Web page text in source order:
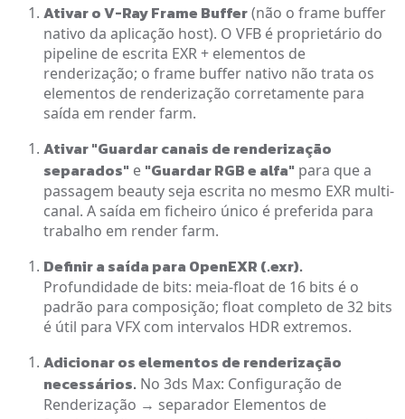
Ativar o V-Ray Frame Buffer(não o frame buffer
nativo da aplicação host). O VFB é proprietário do
pipeline de escrita EXR + elementos de
renderização; o frame buffer nativo não trata os
elementos de renderização corretamente para
saída em render farm.
Ativar "Guardar canais de renderização
separados" e "Guardar RGB e alfa" para que a
passagem beauty seja escrita no mesmo EXR multi-
canal. A saída em ficheiro único é preferida para
trabalho em render farm.
Definir a saída para OpenEXR (.exr).
Profundidade de bits: meia-float de 16 bits é o
padrão para composição; float completo de 32 bits
é útil para VFX com intervalos HDR extremos.
Adicionar os elementos de renderização
necessários. No 3ds Max: Configuração de
Renderização → separador Elementos de